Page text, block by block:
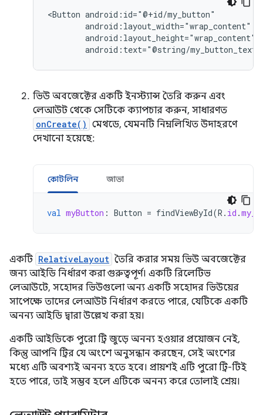
<Button
android:text="@string/
ভিউ অবজেক্টের একটি ইনস্ট্যান্স তৈরি করুন এবং
লেআউট থেকে সেটিকে ক্যাপচার করুন, সাধারণত
onCreate() মেথডে, যেমনটি নিম্নলিখিত উদাহরণে
দেখানো হয়েছে:
কোটলিন জাভা
val myButton : Button = findViewById(R . id .
একটি RelativeLayout তৈরি করার সময় ভিউ অবজেক্টের
জন্য আইডি নির্ধারণ করা গুরুত্বপূর্ণ। একটি রিলেটিভ
লেআউটে, সহোদর ভিউগুলো অন্য একটি সহোদর ভিউয়ের
সাপেক্ষে তাদের লেআউট নির্ধারণ করতে পারে, যেটিকে একটি
অনন্য আইডি দ্বারা উল্লেখ করা হয়।
একটি আইডিকে পুরো ট্রি জুড়ে অনন্য হওয়ার প্রয়োজন নেই,
কিন্তু আপনি ট্রির যে অংশে অনুসন্ধান করছেন, সেই অংশের
মধ্যে এটি অবশ্যই অনন্য হতে হবে। প্রায়শই এটি পুরো ট্রি-টিই
হতে পারে, তাই সম্ভব হলে এটিকে অনন্য করে তোলাই শ্রেয়।